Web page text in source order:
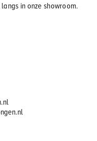
in onze showroom.